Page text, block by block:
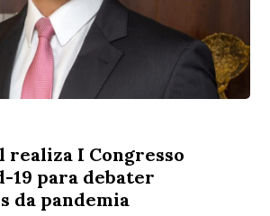
realiza I Congresso
19 para debater
da pandemia